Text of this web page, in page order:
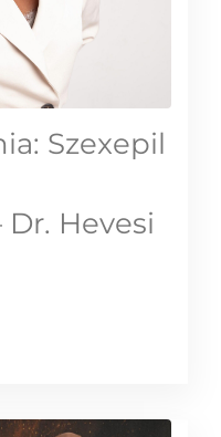
Szexepil
Hevesi